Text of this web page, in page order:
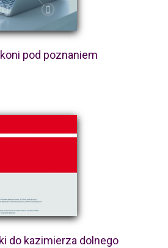
pod poznaniem
do kazimierza dolnego